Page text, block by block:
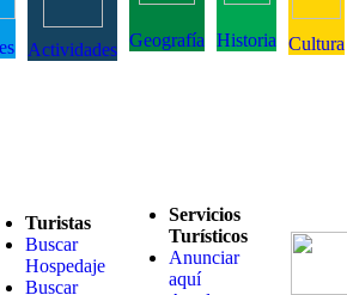
Actividades Geografía Historia Cultura
Turistas
Buscar
Hospedaje
Buscar
Servicios
Turísticos
Anunciar
aquí